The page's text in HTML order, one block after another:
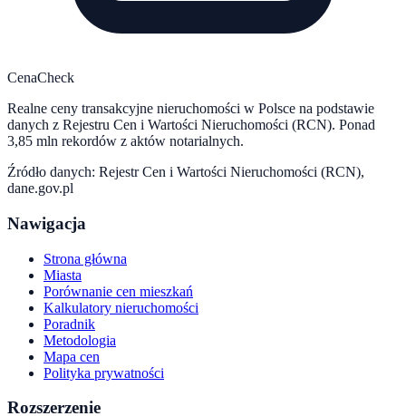
CenaCheck
Realne ceny transakcyjne nieruchomości w Polsce na podstawie
danych z Rejestru Cen i Wartości Nieruchomości (RCN). Ponad
3,85 mln rekordów z aktów notarialnych.
Źródło danych: Rejestr Cen i Wartości Nieruchomości (RCN),
dane.gov.pl
Nawigacja
Strona główna
Miasta
Porównanie cen mieszkań
Kalkulatory nieruchomości
Poradnik
Metodologia
Mapa cen
Polityka prywatności
Rozszerzenie